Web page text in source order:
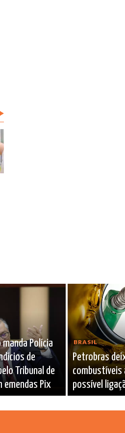
Polícia
de
Tribunal de
emendas Pix
BRASIL
Petrobras
combustíveis
possível